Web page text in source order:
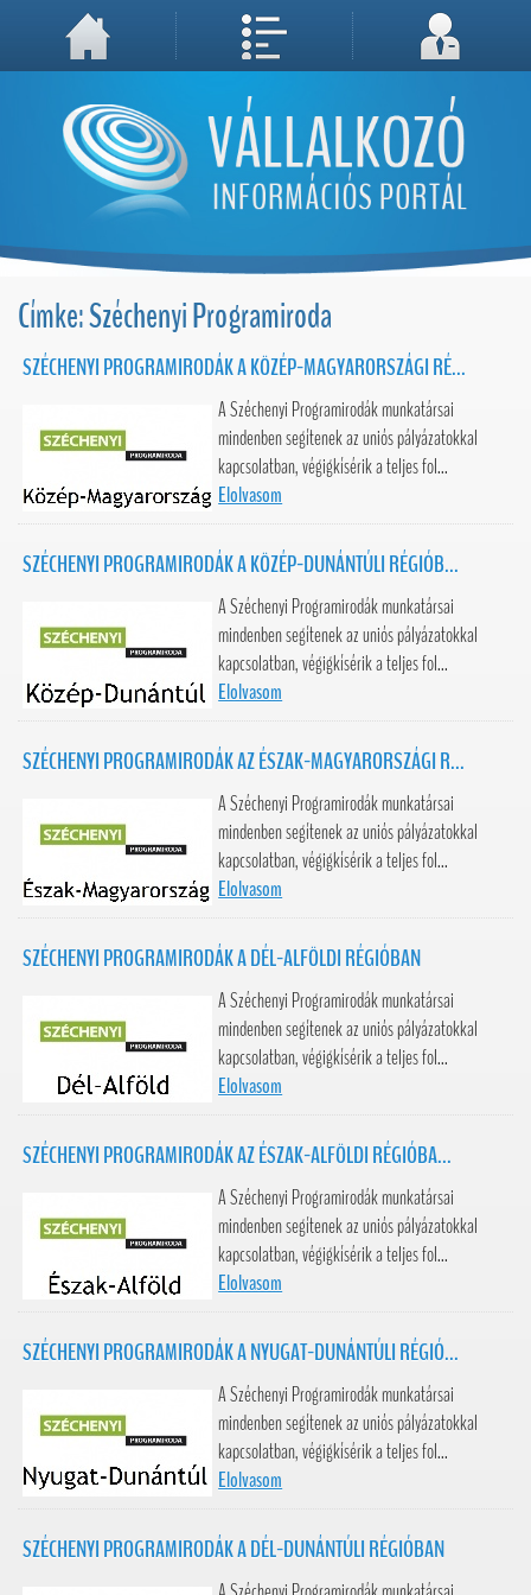
A weboldal használatával Ön elfogadja, hogy Cookie-kat (sütiket) tároljunk számítógépén. A sütik a weboldal megfelelő működéséhez
Megértettem, folytatás...
Címke: Széchenyi Programiroda
SZÉCHENYI PROGRAMIRODÁK A KÖZÉP-MAGYARORSZÁGI RÉ...
A Széchenyi Programirodák munkatársai
mindenben segítenek az uniós pályázatokkal
kapcsolatban, végigkísérik a teljes fol...
Elolvasom
SZÉCHENYI PROGRAMIRODÁK A KÖZÉP-DUNÁNTÚLI RÉGIÓB...
A Széchenyi Programirodák munkatársai
mindenben segítenek az uniós pályázatokkal
kapcsolatban, végigkísérik a teljes fol...
Elolvasom
SZÉCHENYI PROGRAMIRODÁK AZ ÉSZAK-MAGYARORSZÁGI R...
A Széchenyi Programirodák munkatársai
mindenben segítenek az uniós pályázatokkal
kapcsolatban, végigkísérik a teljes fol...
Elolvasom
SZÉCHENYI PROGRAMIRODÁK A DÉL-ALFÖLDI RÉGIÓBAN
A Széchenyi Programirodák munkatársai
mindenben segítenek az uniós pályázatokkal
kapcsolatban, végigkísérik a teljes fol...
Elolvasom
SZÉCHENYI PROGRAMIRODÁK AZ ÉSZAK-ALFÖLDI RÉGIÓBA...
A Széchenyi Programirodák munkatársai
mindenben segítenek az uniós pályázatokkal
kapcsolatban, végigkísérik a teljes fol...
Elolvasom
SZÉCHENYI PROGRAMIRODÁK A NYUGAT-DUNÁNTÚLI RÉGIÓ...
A Széchenyi Programirodák munkatársai
mindenben segítenek az uniós pályázatokkal
kapcsolatban, végigkísérik a teljes fol...
Elolvasom
SZÉCHENYI PROGRAMIRODÁK A DÉL-DUNÁNTÚLI RÉGIÓBAN